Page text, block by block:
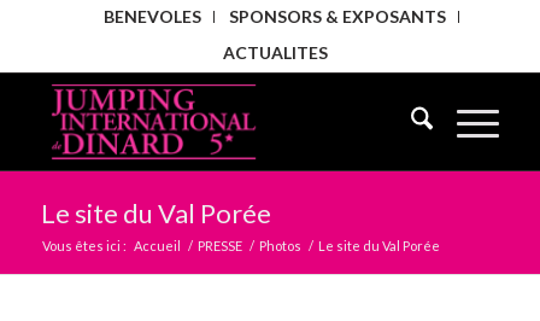
BENEVOLES
SPONSORS & EXPOSANTS
ACTUALITES
Le site du Val Porée
Vous êtes ici : Accueil / PRESSE / Photos / Le site du Val Porée